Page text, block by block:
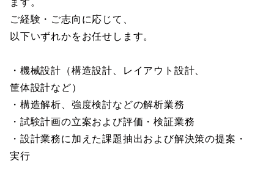
ます。
ご経験・ご志向に応じて、
以下いずれかをお任せします。
・機械設計（構造設計、レイアウト設計、
筐体設計など）
・構造解析、強度検討などの解析業務
・試験計画の立案および評価・検証業務
・設計業務に加えた課題抽出および解決策の提案・
実行